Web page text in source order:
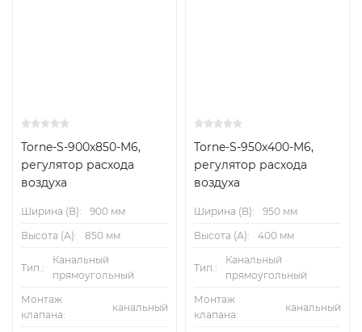
минимального перепада давления
Варианты монтажа в потоке воздуха
условиям движения воздуха по прямой секции
Torne-S-900x850-M6,
регулятор расхода
воздуха
Ширина (B):
900 мм
Высота (А):
850 мм
Тип.:
Канальный
прямоугольный
Монтаж
клапана:
канальный
Torne-S-950x400-M6,
регулятор расхода
воздуха
Ширина (B):
950 мм
Высота (А):
400 мм
Тип.:
Канальный
прямоугольный
Монтаж
клапана:
канальный